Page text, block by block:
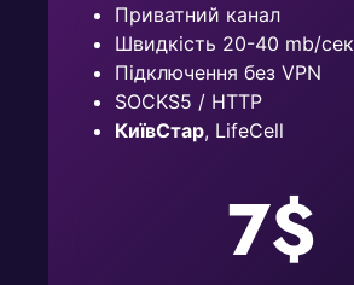
Приватний канал
Швидкість 20-40 mb/сек
Підключення без VPN
SOCKS5 / HTTP
КиївСтар, LifeCell
7$